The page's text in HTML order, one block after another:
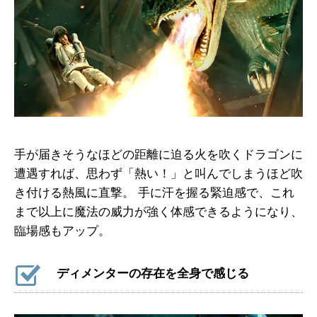
手が届きそうなほどの距離に迫る火を吹くドラゴンに
遭遇すれば、思わず「熱い！」と叫んでしまうほど吹
き付ける熱風に直撃。 手に汗を握る緊迫感で、これ
まで以上に魔法の威力が強く体感できるようになり、
臨場感もアップ。
ディメンターの存在を全身で感じる